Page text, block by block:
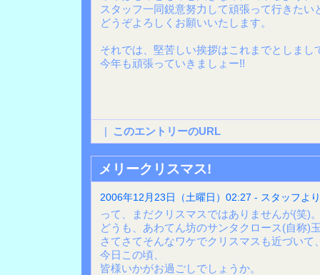
スタッフ一同鋭意努力して頑張って行きたい
どうぞよろしくお願いいたします。
それでは、堅苦しい挨拶はこれまでとしまし
今年も頑張っていきましょー!!
| このエントリーのURL
メリークリスマス!
2006年12月23日（土曜日）02:27 - スタッフより
って、まだクリスマスではありませんが(笑)
どうも、あわてん坊のサンタクロース(自称)
さてさてそんなワケでクリスマスも近づい
今日この頃、
皆様いかがお過ごしでしょうか。